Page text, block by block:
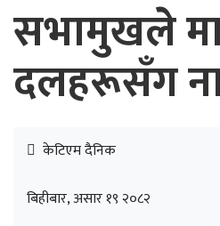
सभामुखले
दलहरूसँग
केटिएम दैनिक
बिहीबार, असार १९ २०८२